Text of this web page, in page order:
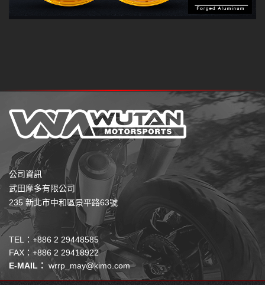
公司資訊
武田摩多有限公司
235 新北市中和區景平路63號
TEL：+886 2 29448585
FAX：+886 2 29418922
E-MAIL： wrrp_may@kimo.com